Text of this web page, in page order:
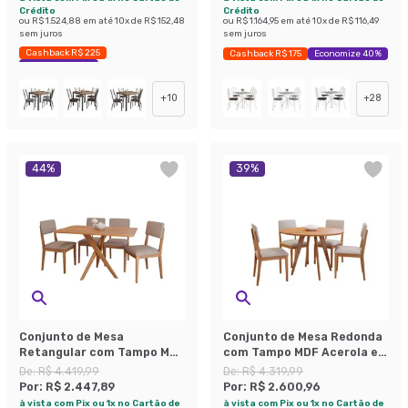
Crédito
ou R$ 1.524,88 em até10x de R$ 152,48
sem juros
Cashback R$ 225
Economize 44%
+10
Crédito
ou R$ 1.164,95 em até10x de R$ 116,49
sem juros
Cashback R$ 175 Economize 40%
+28
44%
Conjunto de Mesa
Retangular com Tampo MDF
Cacau e 4 Cadeiras Sabiá
Linho Marrom e Cinamomo
De:R$ 4.419,99
Por: R$ 2.447,89
à vista com Pix ou 1x no Cartão de
39%
Conjunto de Mesa Redonda
com Tampo MDF Acerola e 4
Cadeiras Sabiá Linho Bege
e Cinamomo
De:R$ 4.319,99
Por: R$ 2.600,96
à vista com Pix ou 1x no Cartão de